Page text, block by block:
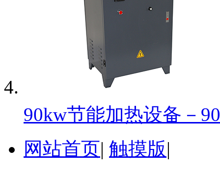
90kw节能加热设备－
网站首页| 触摸版|